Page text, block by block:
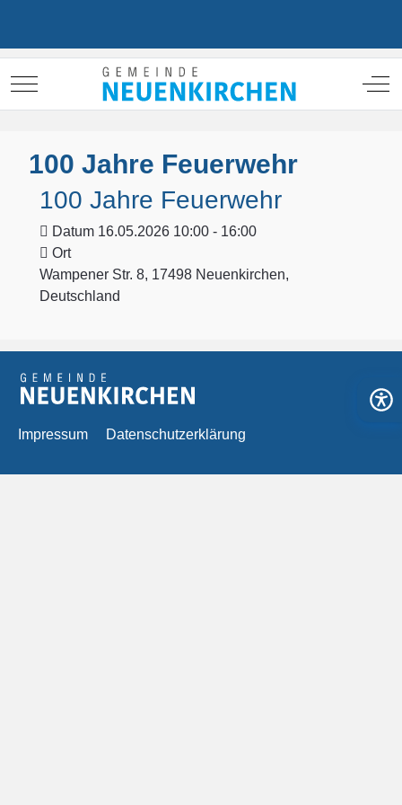
Mobile Menu Toggle Off-
100 Jahre Feuerwehr
100 Jahre Feuerwehr
Datum 16.05.2026 10:00 - 16:00
Ort
Wampener Str. 8, 17498 Neuenkirchen,
Deutschland
Impressum Datenschutzerklärung